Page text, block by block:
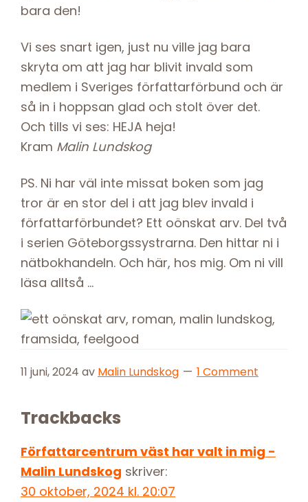
bara den!
Vi ses snart igen, just nu ville jag bara
skryta om att jag har blivit invald som
medlem i Sveriges författarförbund och är
så in i hoppsan glad och stolt över det.
Och tills vi ses: HEJA heja!
Kram Malin Lundskog
PS. Ni har väl inte missat boken som jag
tror är en stor del i att jag blev invald i
författarförbundet? Ett oönskat arv. Del två
i serien Göteborgssystrarna. Den hittar ni i
nätbokhandeln. Och här, hos mig. Om ni vill
läsa alltså …
11 juni, 2024 av Malin Lundskog 1 Comment
Reader
Interactions
Trackbacks
Författarcentrum väst har valt in mig -
Malin Lundskog skriver:
30 oktober, 2024 kl. 20:07